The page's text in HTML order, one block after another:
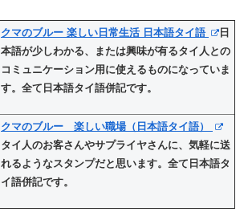
クマのブルー 楽しい日常生活 日本語タイ語
日
本語が少しわかる、または興味が有るタイ人との
コミュニケーション用に使えるものになっていま
す。全て日本語タイ語併記です。
クマのブルー 楽しい職場（日本語タイ語）
タイ人のお客さんやサプライヤさんに、気軽に送
れるようなスタンプだと思います。全て日本語タ
イ語併記です。